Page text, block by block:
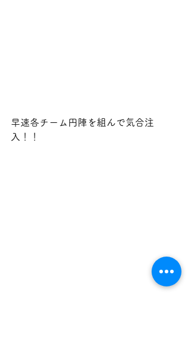
早速各チーム円陣を組んで気合注
入！！